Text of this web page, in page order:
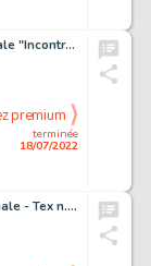
Karel Thole - illustrazione originale "Incontro con il Vampiro" - (1950)
terminée
18/07/2022
premium
Lucio Filippucci - 3x Tavola Originale - Tex n. 680 - "La pista dei Forrester" - (2017)